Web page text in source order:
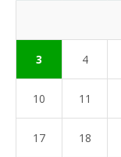
3 4
10 11
17 18